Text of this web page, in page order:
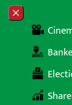
Skip to content
Close menu
सबै समाचारबेथिति